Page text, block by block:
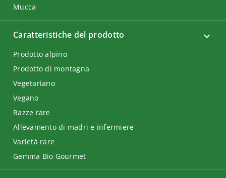
Mucca
Caratteristiche del prodotto
Prodotto alpino
Prodotto di montagna
Vegetariano
Vegano
Razze rare
Allevamento di madri e infermiere
Varietà rare
Gemma Bio Gourmet